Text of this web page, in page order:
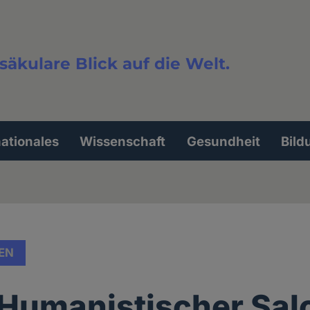
Blick auf die Welt.
Wissenschaft Gesundheit